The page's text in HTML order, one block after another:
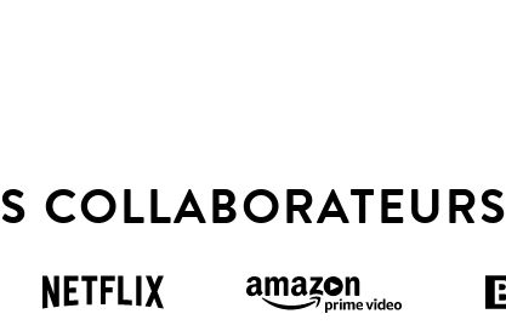
COLLABORATEURS